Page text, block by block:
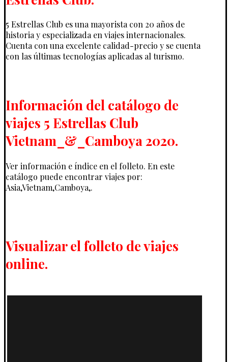
5 Estrellas Club es una mayorista con 20 años de
historia y especializada en viajes internacionales.
Cuenta con una excelente calidad-precio y se cuenta
con las últimas tecnologías aplicadas al turismo.
Información del catálogo de
viajes 5 Estrellas Club
Vietnam_&_Camboya 2020.
Ver información e índice en el folleto. En este
catálogo puede encontrar viajes por:
Asia,Vietnam,Camboya,.
Visualizar el folleto de viajes
online.